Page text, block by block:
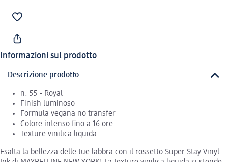
Informazioni sul prodotto
Descrizione prodotto
n. 55 - Royal
Finish luminoso
Formula vegana no transfer
Colore intenso fino a 16 ore
Texture vinilica liquida
Esalta la bellezza delle tue labbra con il rossetto Super Stay Vinyl